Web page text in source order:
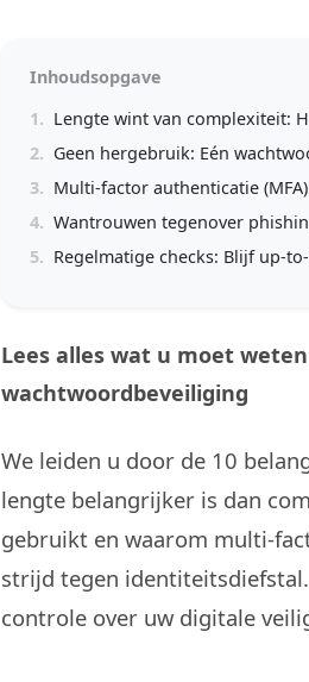
Inhoudsopgave
1. Lengte wint van complexiteit:
2. Geen hergebruik: Eén
3. Multi-factor authenticatie
4. Wantrouwen tegenover
5. Regelmatige checks: Blijf up-
Lees alles wat u moet
wachtwoordbeveiliging
We leiden u door de 10
lengte belangrijker is dan
gebruikt en waarom multi-
strijd tegen
controle over uw digitale